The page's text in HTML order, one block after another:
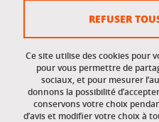
Accessibilité : non conforme
Accès réservés
Intranet des étudiants et
Ce site utilise des cookies pour
pour vous permettre de
sociaux, et pour mesurer
donnons la possibilité
conservons votre choix
d’avis et modifier votre choix à
REFUSER